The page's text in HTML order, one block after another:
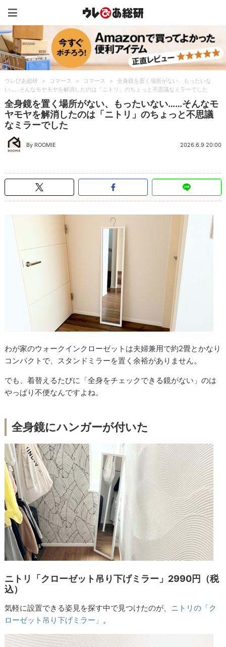
ウレぴあ総研 > コマース > コマース >
全身鏡を置く場所がない、もったいな
い……そんなモヤモヤを解消したのは「ニトリ」のちょっと不思議なミラーでした
全身鏡を置く場所がない、もったいない……そんなモ
ヤモヤを解消したのは「ニトリ」のちょっと不思議
なミラーでした
By ROOMIE 2026.6.9 20:00
わが家のウォークインクローゼットは夫婦兼用で約2畳とかなり
コンパクトで、スタンドミラーを置く余裕がありません。
でも、着替えるたびに「全身をチェックできる鏡がない」のは
やっぱり不便なんですよね。
全身鏡にハンガーが付いた
ニトリ「クローゼット吊り下げミラー」2990円（税
込）
気軽に設置できる姿見を探す中で見つけたのが、 ニトリの「ク
ローゼット吊り下げミラー」 。